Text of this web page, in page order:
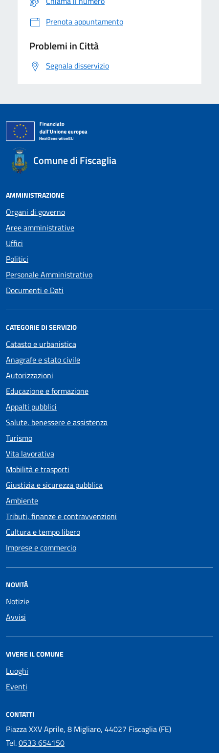
Prenota appuntamento
Problemi in Città
Segnala disservizio
Comune di Fiscaglia
AMMINISTRAZIONE
Organi di governo
Aree amministrative
Uffici
Politici
Personale Amministrativo
Documenti e Dati
CATEGORIE DI SERVIZIO
Catasto e urbanistica
Anagrafe e stato civile
Autorizzazioni
Educazione e formazione
Appalti pubblici
Salute, benessere e assistenza
Turismo
Vita lavorativa
Mobilità e trasporti
Giustizia e sicurezza pubblica
Ambiente
Tributi, finanze e contravvenzioni
Cultura e tempo libero
Imprese e commercio
NOVITÀ
Notizie
Avvisi
VIVERE IL COMUNE
Luoghi
Eventi
CONTATTI
Piazza XXV Aprile, 8 Migliaro, 44027 Fiscaglia (FE)
Tel.0533 654150